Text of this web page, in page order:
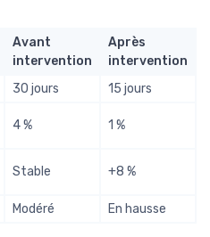
Avant
intervention
Après
intervention
30 jours
15 jours
4 % 1 %
Stable +8 %
Modéré En hausse